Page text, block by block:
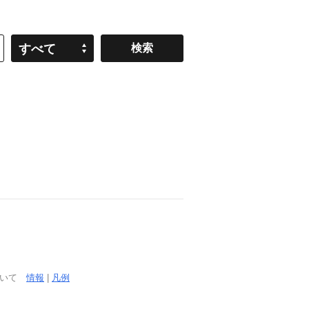
すべて
いて情報 凡例